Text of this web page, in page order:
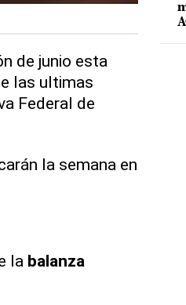
de junio esta
las ultimas
Federal de
la semana en
la balanza